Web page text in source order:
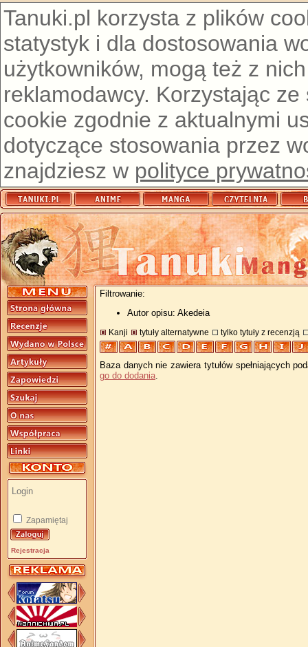
Tanuki.pl korzysta z plików
statystyk i dla dostosowania
użytkowników, mogą też z
reklamodawcy. Korzystając
cookie zgodnie z aktualnymi
dotyczące stosowania przez
znajdziesz w polityce
Zapamiętaj
Rejestracja
Filtrowanie:
Autor opisu: Akedeia
Kanji tytuły alternatywne tylko tytuły z recenzją
Baza danych nie zawiera tytułów spełniających
go do dodania.